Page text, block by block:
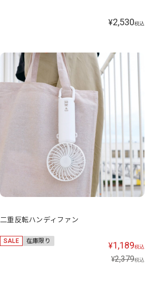
¥2,530税込
二重反転ハンディファン
SALE 在庫限り ¥1,189税込
¥2,379税込